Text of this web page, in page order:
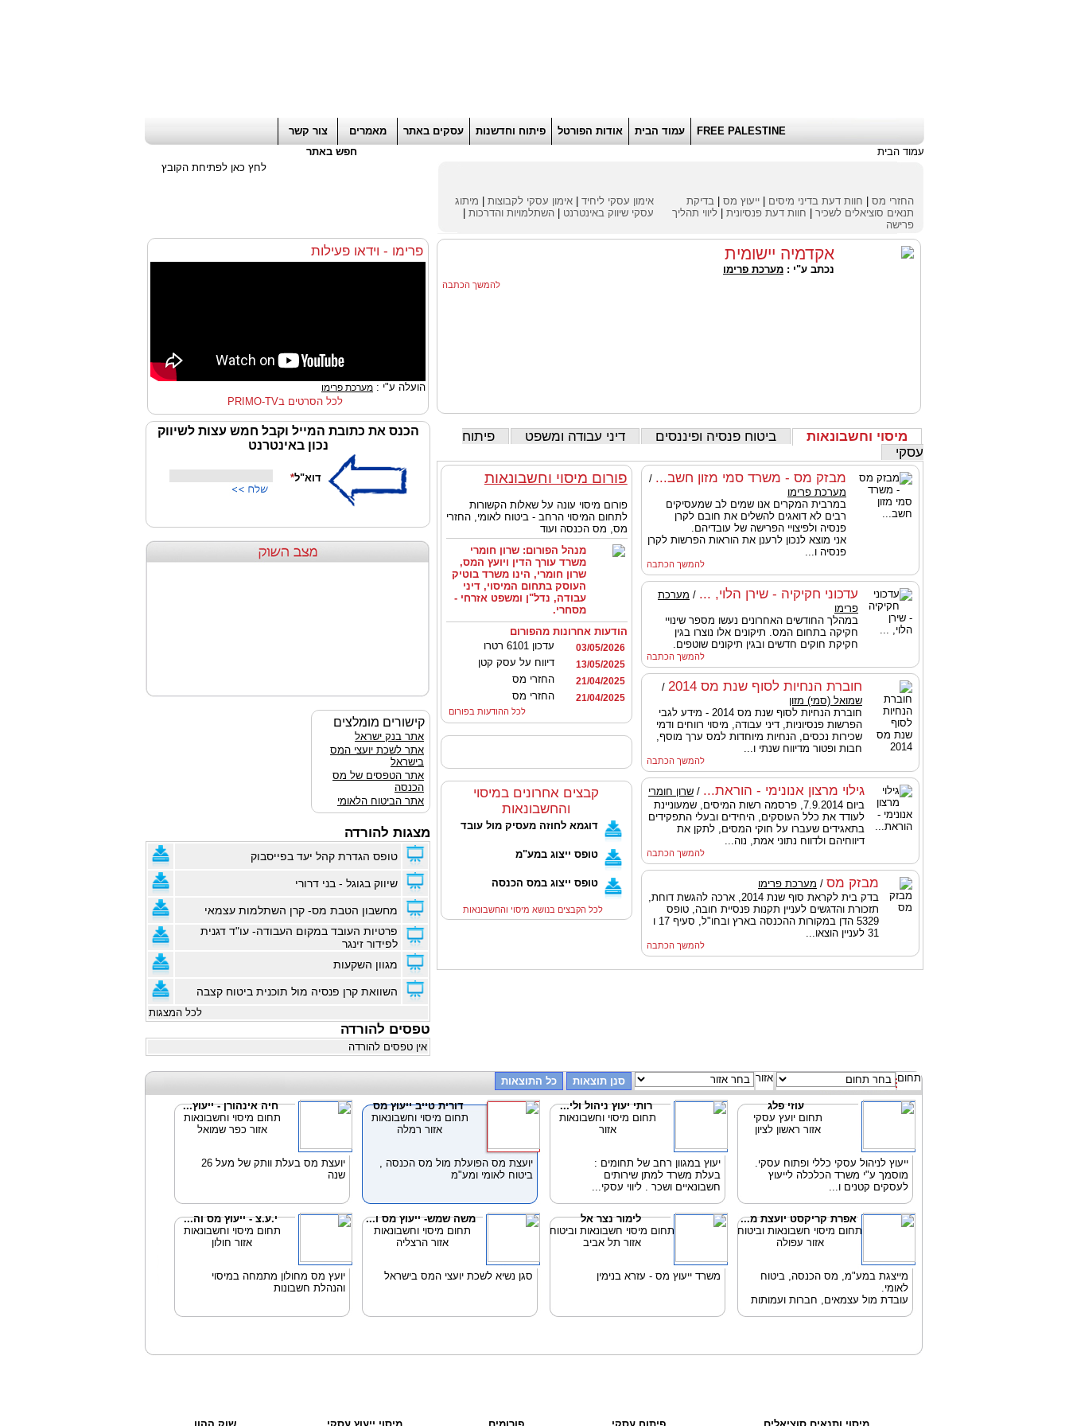
FREE PALESTINE עמוד הבית אודות הפורטל פיתוח וחדשנות עסקים באתר מאמרים
צור קשר
עמוד הבית
חפש באתר
החזרי מס חוות דעת בדיני מיסים ייעוץ מס
בדיקת
תנאים סוציאלים לשכיר
חוות דעת פנסיונית
ליווי תהליך
פרישה
אימון עסקי ליחיד אימון עסקי לקבוצות
מיתוג
עסקי שיווק באינטרנט השתלמויות והדרכות
לחץ כאן לפתיחת הקובץ
אקדמיה יישומית
נכתב ע"י : מערכת פרימו
להמשך הכתבה
פרימו - וידאו פעילות
הועלה ע"י : מערכת פרימו
לכל הסרטים בPRIMO-TV
מיסוי וחשבונאות ביטוח פנסיה ופיננסים דיני עבודה ומשפט
פיתוח
עסקי
מבזק מס - משרד סמי מזון חשב... /
מערכת פרימו
במרבית המקרים אנו שמים לב שמעסיקים
רבים לא דואגים להשלים את חובם לקרן
פנסיה ולפיצויי הפרישה של עובדיהם.
אני מוצא לנכון לרענן את הוראות הפרשות לקרן
פנסיה ו...
להמשך הכתבה
עדכוני חקיקיה - שירן הלוי, ... / מערכת
פרימו
במהלך החודשים האחרונים נעשו מספר שינויי
חקיקה בתחום המס. תיקונים אלו נוצרו בגין
חקיקת חוקים חדשים ובגין תיקונים שוטפים.
להמשך הכתבה
חוברת הנחיות לסוף שנת מס 2014
/
שמואל (סמי) מזון
חוברת הנחיות לסוף שנת מס 2014 - מידע לגבי
הפרשות פנסיוניות, דיני עבודה, מיסוי רווחים ודמי
שכירות נכסים, הנחיות מיוחדות למס ערך מוסף,
חבות ופטור מדיווח שנתי ו...
להמשך הכתבה
גילוי מרצון אנונימי - הוראת... / שרון חומרי
ביום 7.9.2014, פרסמה רשות המיסים, שמעוניינת
לעודד את כלל העוסקים, היחידים ובעלי התפקידים
בתאגידים שעברו על חוקי המסים, לתקן את
דיווחיהם ולדווח נתוני אמת, נוה...
להמשך הכתבה
מבזק מס / מערכת פרימו
בדק בית לקראת סוף שנת 2014, ארכה להגשת דוחת,
תזכורת והדגשים לעניין תקנות פנסיית חובה, טופס
5329 הדן במקורות ההכנסה בארץ ובחו"ל, סעיף 17 ו
31 לעניין הוצאו...
להמשך הכתבה
פורום מיסוי וחשבונאות
פורום מיסוי עונה על שאלות הקשורות
לתחום המיסוי הרחב - ביטוח לאומי, החזרי
מס, מס הכנסה ועוד
מנהל הפורום:שרון חומרי
משרד עורך הדין ויועץ המס,
שרון חומרי, הינו משרד בוטיק
העוסק בתחום המיסוי, דיני
עבודה, נדל"ן ומשפט אזרחי -
מסחרי.
הודעות אחרונות מהפורום
03/05/2026 עדכון 6101 רטרו
13/05/2025 דיווח על עסק קטן
21/04/2025 החזרי מס
21/04/2025 החזרי מס
לכל ההודעות בפורום
קבצים אחרונים במיסוי
והחשבונאות
דוגמא לחוזה מעסיק מול עובד
טופס ייצוג במע"מ
טופס ייצוג במס הכנסה
לכל הקבצים בנושא מיסוי והחשבונאות
הכנס את כתובת המייל וקבל חמש עצות לשיווק
נכון באינטרנט
קישורים מומלצים
אתר בנק ישראל
אתר לשכת יועצי המס
בישראל
אתר הטפסים של מס
הכנסה
אתר הביטוח הלאומי
מצגות להורדה
טופס הגדרת קהל יעד בפייסבוק
שיווק בגוגל - בני דרורי
מחשבון הטבת מס- קרן השתלמות עצמאי
פרטיות העובד במקום העבודה- עו"ד דגנית
לפידור זינגר
מגוון השקעות
השוואת קרן פנסיה מול תוכנית ביטוח קצבה
לכל המצגות
טפסים להורדה
אין טפסים להורדה
תחום אזור
עוזי פלג
תחום יועץ עסקי
אזור ראשון לציון
ייעוץ לניהול עסקי כללי ופתוח עסקי.
מוסמך ע"י משרד הכלכלה לייעוץ
לעסקים קטנים ו...
רותי יעוץ ניהול ולי...
תחום מיסוי וחשבונאות
אזור
יעוץ במגוון רחב של תחומים :
בעלת משרד למתן שירותים
חשבונאיים ושכר . ליווי עסקי...
דורית טייב ייעוץ מס
תחום מיסוי וחשבונאות
אזור רמלה
יועצת מס הפועלת מול מס הכנסה ,
ביטוח לאומי ומע"מ
חיה אינהורן - ייעוץ...
תחום מיסוי וחשבונאות
אזור כפר שמואל
יועצת מס בעלת וותק של מעל 26
שנה
אפרת קריקסט יועצת מ...
תחום מיסוי חשבונאות וביטוח
אזור עפולה
מייצגת במע"מ, מס הכנסה, ביטוח
לאומי.
עובדת מול עצמאים, חברות ועמותות
לימור נצר אל
תחום מיסוי חשבונאות וביטוח
אזור תל אביב
משרד ייעוץ מס - עזרא בנימין
משה שמש- ייעוץ מס ו...
תחום מיסוי וחשבונאות
אזור הרצליה
סגן נשיא לשכת יועצי המס בישראל
י.ע.צ - ייעוץ מס וה...
תחום מיסוי וחשבונאות
אזור חולון
יועץ מס מחולון מתמחה במיסוי
והנהלת חשבונות